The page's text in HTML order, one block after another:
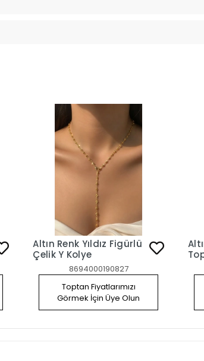
Altın Renk Yıldız Figürlü
Çelik Y Kolye
8694000190827
Toptan Fiyatlarımızı
Görmek İçin Üye Olun